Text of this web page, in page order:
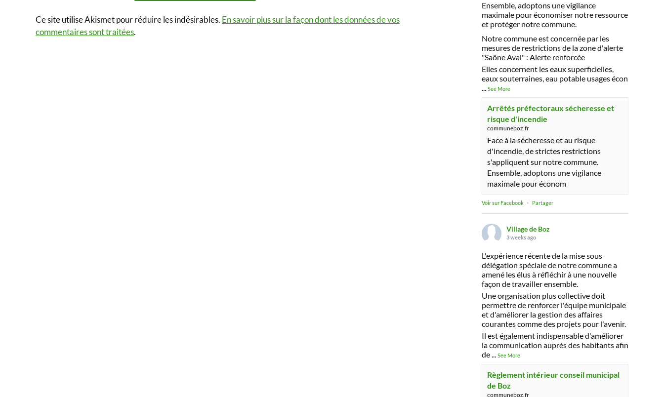
Ce site utilise Akismet pour réduire les indésirables. En savoir plus sur la façon dont les données de vos
commentaires sont traitées.
Ensemble, adoptons une vigilance
maximale pour économiser notre ressource
et protéger notre commune.
Notre commune est concernée par les
mesures de restrictions de la zone d'alerte
"Saône Aval" : Alerte renforcée
Elles concernent les eaux superficielles,
eaux souterraines, eau potable usages écon
... See More
Arrêtés préfectoraux sécheresse et
risque d'incendie
communeboz.fr
Face à la sécheresse et au risque
d'incendie, de strictes restrictions
s'appliquent sur notre commune.
Ensemble, adoptons une vigilance
maximale pour économ
Voir sur Facebook · Partager
Village de Boz
3 weeks ago
L'expérience récente de la mise sous
délégation spéciale de notre commune a
amené les élus à réfléchir à une nouvelle
façon de travailler ensemble.
Une organisation plus collective doit
permettre de renforcer l'équipe municipale
et d'améliorer la gestion des affaires
courantes comme des projets pour l'avenir.
Il est également indispensable d'améliorer
la communication auprès des habitants afin
de... See More
Règlement intérieur conseil municipal
de Boz
communeboz.fr